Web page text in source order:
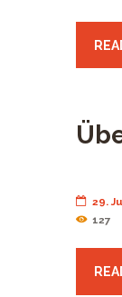
29.
127